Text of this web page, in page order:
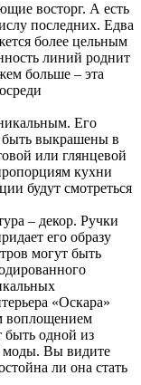
восторг. А есть
последних. Едва
более цельным
линий роднит
больше – эта
Его
выкрашены в
или глянцевой
кухни
будут смотреться
– декор. Ручки
его образу
могут быть
«Оскара»
воплощением
быть одной из
моды. Вы видите
ли она стать